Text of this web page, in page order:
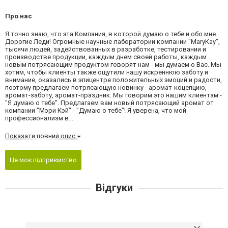
Про нас
Я точно знаю, что эта Компания, в которой думаю о тебе и обо мне.
Дорогие Леди! Огромные научные лаборатории компании "MaryKay",
тысячи людей, задействованных в разработке, тестировании и
производстве продукции, каждым днем своей работы, каждым
новым потрясающим продуктом говорят нам - мы думаем о Вас. Мы
хотим, чтобы клиенты также ощутили нашу искреннюю заботу и
внимание, оказались в эпицентре положительных эмоций и радости,
поэтому предлагаем потрясающую новинку - аромат-коцепцию,
аромат-заботу, аромат-праздник. Мы говорим это нашим клиентам -
"Я думаю о тебе". Предлагаем вам новый потрясающий аромат от
компании "Мэри Кэй" - "Думаю о тебе"! Я уверена, что мой
профессионализм в...
Показати повний опис
Це моє підприємство
Відгуки